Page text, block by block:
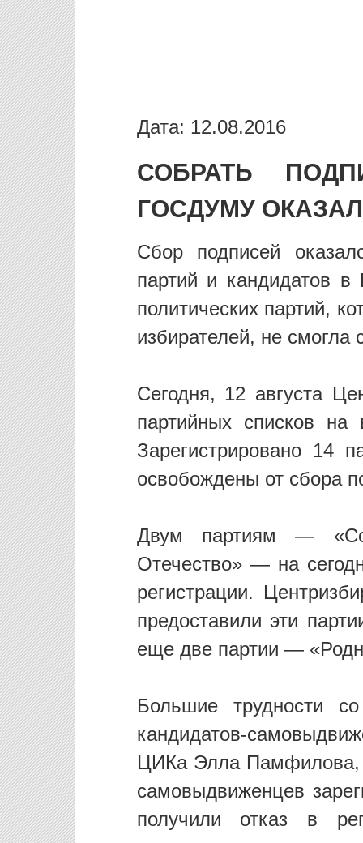
Дата: 12.08.2016
СОБРАТЬ
ГОСДУМУ
Сбор подписей
партий и кандидатов
политических партий,
избирателей, не смогла
Сегодня, 12 августа
партийных списков на
Зарегистрировано 14
освобождены от сбора
Двум партиям —
Отечество» — на
регистрации.
предоставили эти
еще две партии —
Большие трудности
кандидатов-
ЦИКа Элла Памфилова,
самовыдвиженцев
получили отказ в